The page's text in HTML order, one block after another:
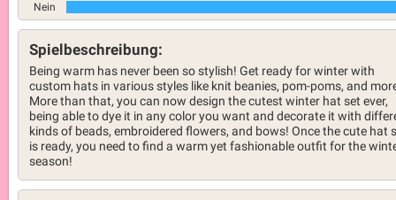
Nein
Spielbeschreibung:
Being warm has never been so stylish! Get ready for winter with
custom hats in various styles like knit beanies, pom-poms, and
More than that, you can now design the cutest winter hat set ever,
being able to dye it in any color you want and decorate it with
kinds of beads, embroidered flowers, and bows! Once the cute hat
is ready, you need to find a warm yet fashionable outfit for the
season!